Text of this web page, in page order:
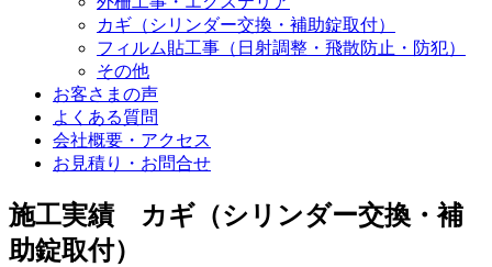
カギ（シリンダー交換・補助錠取付）
フィルム貼工事（日射調整・飛散防止・防犯）
その他
お客さまの声
よくある質問
会社概要・アクセス
お見積り・お問合せ
施工実績 カギ（シリンダー交換・補
助錠取付）